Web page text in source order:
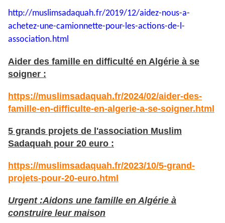
http://muslimsadaquah.fr/2019/12/aidez-nous-a-
achetez-une-camionnette-pour-les-actions-de-l-
association.html
Aider des famille en difficulté en Algérie à se
soigner :
https://muslimsadaquah.fr/2024/02/aider-des-
famille-en-difficulte-en-algerie-a-se-soigner.html
5 grands projets de l'association Muslim
Sadaquah pour 20 euro :
https://muslimsadaquah.fr/2023/10/5-grand-
projets-pour-20-euro.html
Urgent :Aidons une famille en Algérie à
construire leur maison